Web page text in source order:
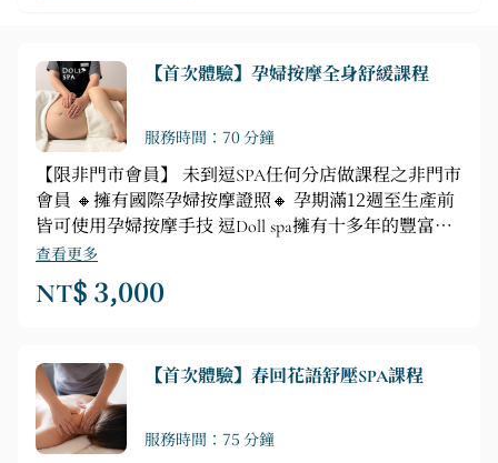
【首次體驗】孕婦按摩全身舒緩課程
服務時間：70 分鐘
【限非門市會員】 未到逗SPA任何分店做課程之非門市
會員 🔸擁有國際孕婦按摩證照🔸 孕期滿12週至生產前
皆可使用孕婦按摩手技 逗Doll spa擁有十多年的豐富經
驗，店長與專業芳療師遠赴英國漢普郡深造，獲得英國
政府單位VTCT頒發【孕婦按摩證照】和Helen
McGuinness Healrh & Beauty Training International
張的情緒 ►英國皇家孕婦舒壓按摩❶腰背部按摩❷肩
頸按摩❸大小腿部按摩❹前胸按摩❺頭部按摩
查看更多
NT$ 3,000
【首次體驗】春回花語舒壓SPA課程
服務時間：75 分鐘